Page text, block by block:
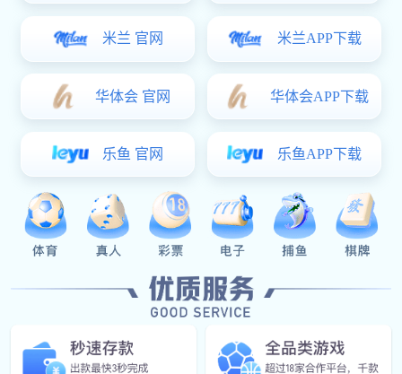
裙边挡板输送带的材质主要是PVC或PU，这些材质的输送带
一、PVC材质：PVC材质的裙边挡板带具有优良的耐化学腐
可以防止物料滑落，还可以有效地保护输送带不受损伤。此
二、PU材质：PU材质的裙边挡板带具有较好的耐磨性、抗冲
的裙边挡板带具有更高的强度和更好的耐磨性能，因此可以